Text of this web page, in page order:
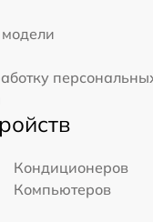
Кондиционеров
Компьютеров